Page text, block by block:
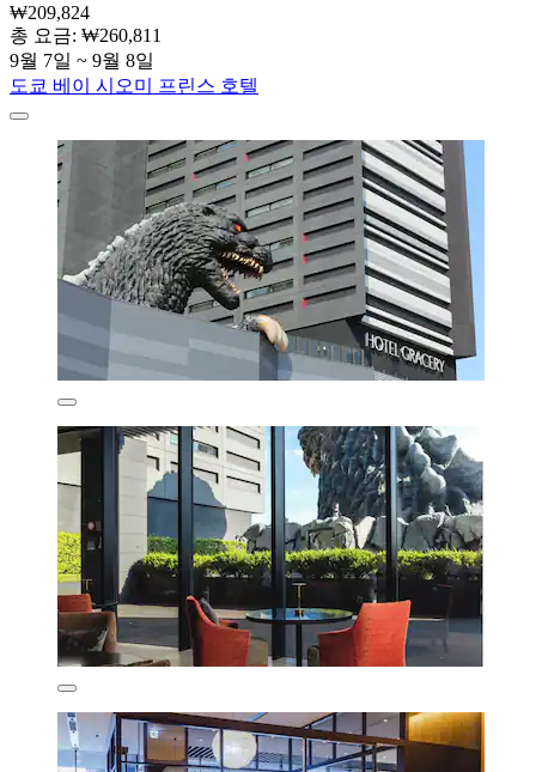
₩209,824
총 요금: ₩260,811
9월 7일 ~ 9월 8일
도쿄 베이 시오미 프린스 호텔